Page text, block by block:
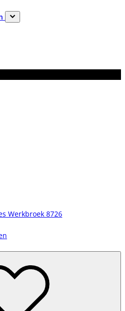
Werkbroek 8726